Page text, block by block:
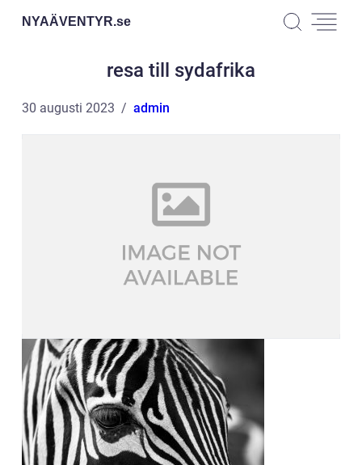
NYAÄVENTYR.se
resa till sydafrika
30 augusti 2023 admin